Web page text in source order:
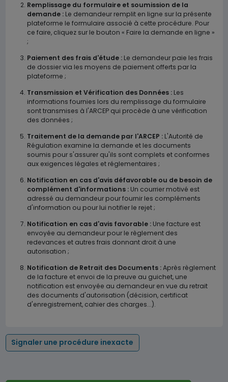
Remplissage du formulaire et soumission de la
demande :Le demandeur remplit en ligne sur la présente
plateforme le formulaire associé à cette procédure. Pour
ce faire, cliquez sur le bouton « Faire la demande en ligne »
;
Paiement des frais d'étude :Le demandeur paie les frais
de dossier via les moyens de paiement offerts par la
plateforme ;
Transmission et Vérification des Données :Les
informations fournies lors du remplissage du formulaire
sont transmises à l'ARCEP qui procède à une vérification
des données ;
Traitement de la demande par l'ARCEP :L'Autorité de
Régulation examine la demande et les documents
soumis pour s'assurer qu'ils sont complets et conformes
aux exigences légales et réglementaires ;
Notification en cas d'avis défavorable ou de besoin de
complément d'informations :Un courrier motivé est
adressé au demandeur pour fournir les compléments
d'information ou pour lui notifier le rejet ;
Notification en cas d'avis favorable :Une facture est
envoyée au demandeur pour le règlement des
redevances et autres frais donnant droit à une
autorisation ;
Notification de Retrait des Documents :Après règlement
de la facture et envoi de la preuve au guichet, une
notification est envoyée au demandeur en vue du retrait
des documents d'autorisation (décision, certificat
d'enregistrement, cahier des charges...).
Signaler une procédure inexacte